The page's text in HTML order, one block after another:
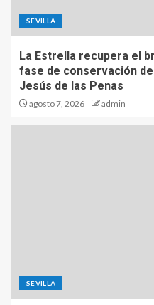
SEVILLA
La Estrella recupera el
fase de conservación
Jesús de las Penas
agosto 7, 2026 admin
SEVILLA